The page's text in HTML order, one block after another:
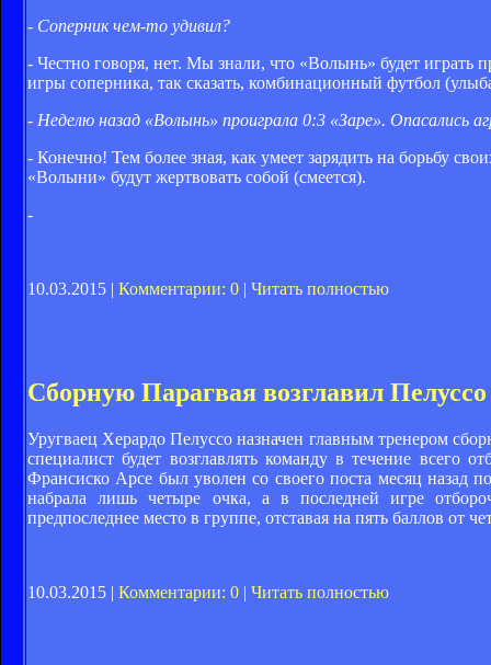
- Соперник чем-то удивил?
- Честно говоря, нет. Мы знали, что «Волынь» будет
игры соперника, так сказать, комбинационный футбол
- Неделю назад «Волынь» проиграла 0:3 «Заре». Опасались
- Конечно! Тем более зная, как умеет зарядить на борьбу
«Волыни» будут жертвовать собой (смеется).
-
10.03.2015 | Комментарии: 0 | Читать полностью
Сборную Парагвая возглавил Пелуссо
Уругваец Херардо Пелуссо назначен главным тренером
специалист будет возглавлять команду в течение
Франсиско Арсе был уволен со своего поста месяц назад
набрала лишь четыре очка, а в последней игре
предпоследнее место в группе, отставая на пять баллов от
10.03.2015 | Комментарии: 0 | Читать полностью